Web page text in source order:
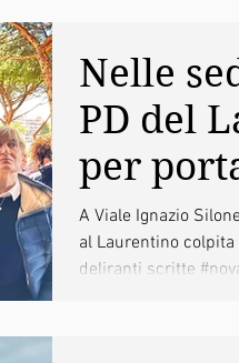
Nelle
PD del
per
la
A Viale Ignazio
al Laurentino
deliranti scritte